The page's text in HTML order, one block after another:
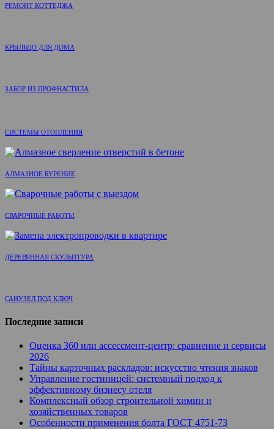
РЕМОНТ КОТТЕДЖА
КРЫЛЬЦО ДЛЯ ДОМА
ЗАБОР ИЗ ПРОФНАСТИЛА
СИСТЕМЫ ОТОПЛЕНИЯ
АЛМАЗНОЕ БУРЕНИЕ
СВАРОЧНЫЕ РАБОТЫ
ДЕРЕВЯННАЯ СКУЛЬПТУРА
САНУЗЕЛ ПОД КЛЮЧ
Последние записи
Оценка 360 или ассессмент-центр: сравнение и сервисы
2026
Тайны карточных раскладов: искусство чтения знаков
Управление гостиницей: системный подход к
эффективному бизнесу отеля
Комплексный обзор строительной химии и
хозяйственных товаров
Особенности применения болта ГОСТ 4751-73